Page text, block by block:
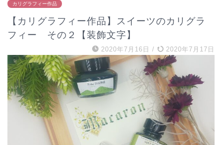
カリグラフィー作品
【カリグラフィー作品】スイーツのカリグラ
フィー その２【装飾文字】
2020年7月16日 / 2020年7月17日